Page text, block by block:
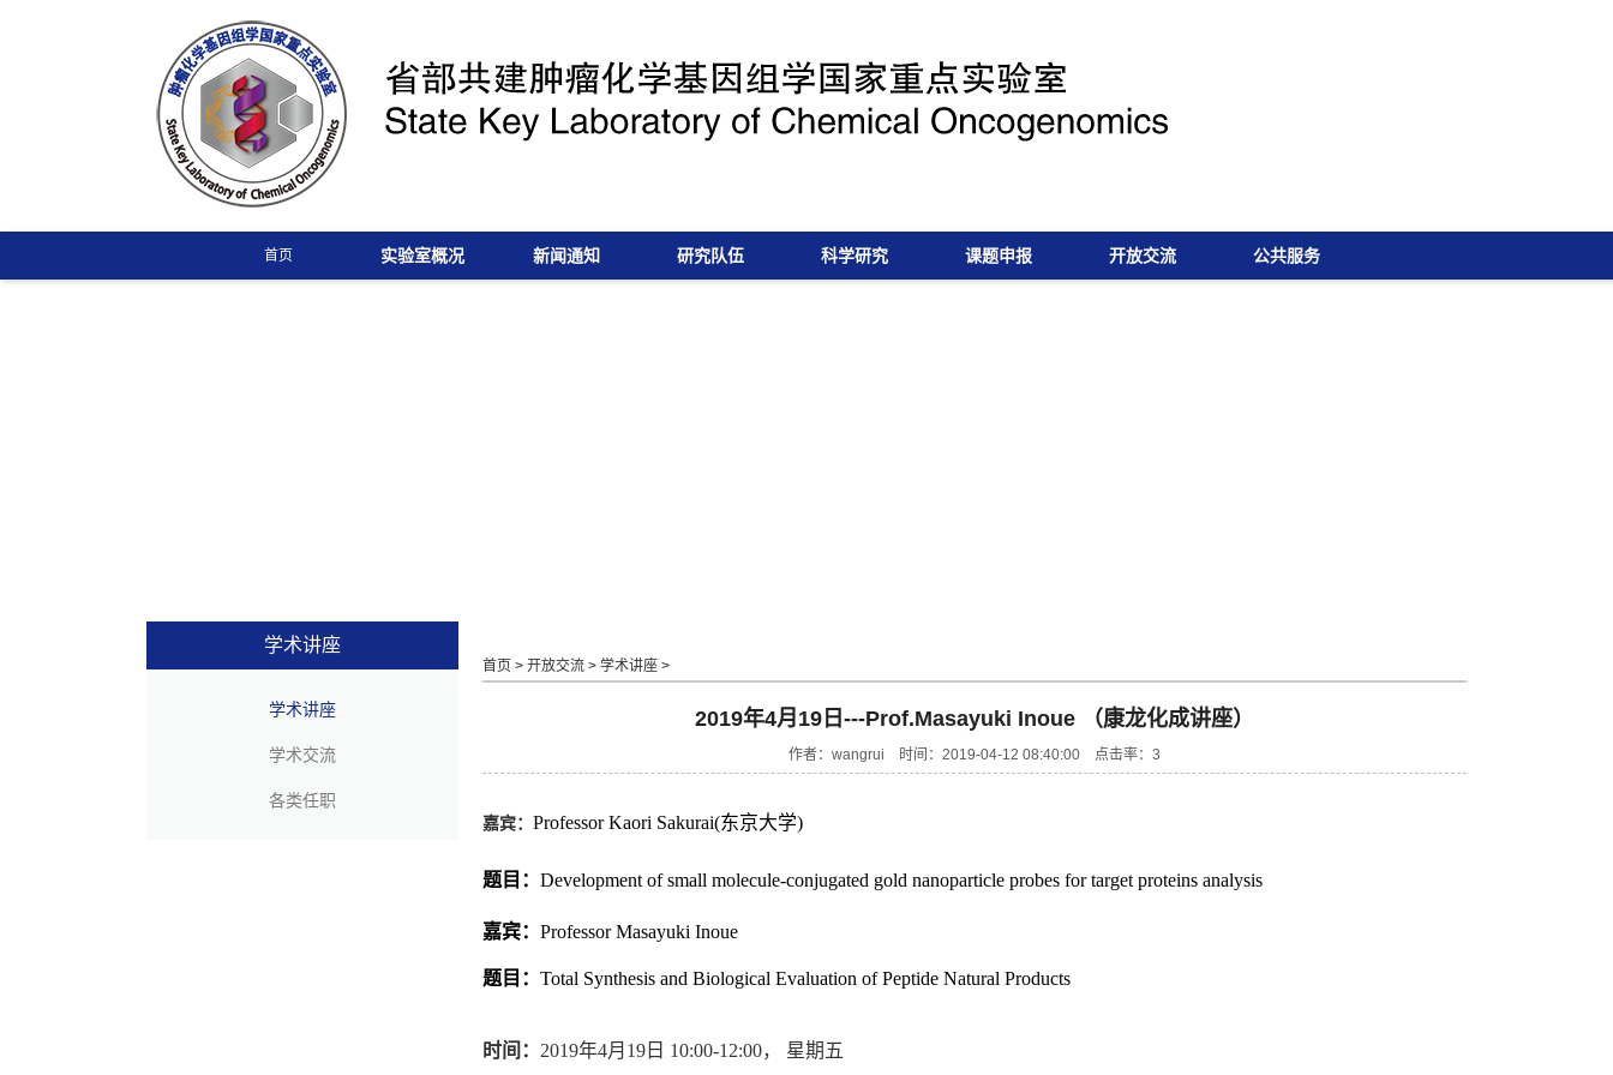
首页 实验室概况 新闻通知 研究队伍 科学研究 课题申报 开放交流 公共服务
学术讲座
学术讲座
学术交流
各类任职
首页 > 开放交流 > 学术讲座 >
2019年4月19日---Prof.Masayuki Inoue （康龙化成讲座）
作者：wangrui 时间：2019-04-12 08:40:00 点击率： 3
嘉宾： Professor Kaori Sakurai(东京大学)
题目： Development of small molecule-conjugated gold nanoparticle probes for target proteins analysis
嘉宾： Professor Masayuki Inoue
题目： Total Synthesis and Biological Evaluation of Peptide Natural Products
时间： 2019年4月19日 10:00-12:00， 星期五